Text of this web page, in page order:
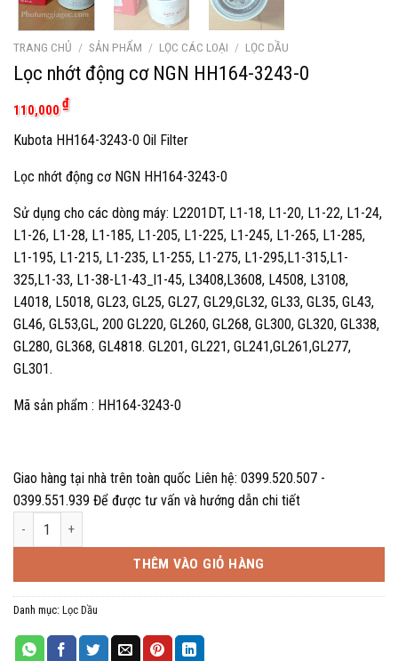
TRANG CHỦ / SẢN PHẨM / LỌC CÁC LOẠI / LỌC DẦU
Lọc nhớt động cơ NGN HH164-3243-0
110,000₫
Kubota HH164-3243-0 Oil Filter
Lọc nhớt động cơ NGN HH164-3243-0
Sử dụng cho các dòng máy: L2201DT, L1-18, L1-20, L1-22, L1-24,
L1-26, L1-28, L1-185, L1-205, L1-225, L1-245, L1-265, L1-285,
L1-195, L1-215, L1-235, L1-255, L1-275, L1-295,L1-315,L1-
325,L1-33, L1-38-L1-43_l1-45, L3408,L3608, L4508, L3108,
L4018, L5018, GL23, GL25, GL27, GL29,GL32, GL33, GL35, GL43,
GL46, GL53,GL, 200 GL220, GL260, GL268, GL300, GL320, GL338,
GL280, GL368, GL4818. GL201, GL221, GL241,GL261,GL277,
GL301.
Mã sản phẩm : HH164-3243-0
Giao hàng tại nhà trên toàn quốc Liên hệ: 0399.520.507 -
0399.551.939 Để được tư vấn và hướng dẫn chi tiết
Lọc nhớt động cơ NGN HH164-3243-0 số lượng
THÊM VÀO GIỎ HÀNG
Danh mục: Lọc Dầu